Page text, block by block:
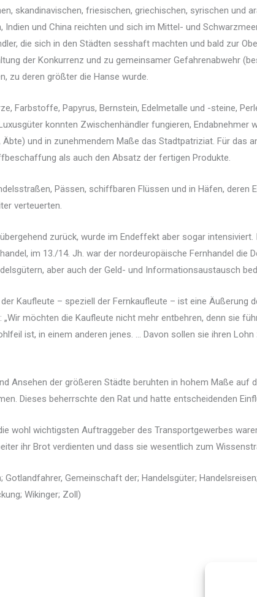
skandinavischen, friesischen, griechischen, syrischen und
Indien und China reichten und sich im Mittel- und
die sich in den Städten sesshaft machten und bald zur
der Konkurrenz und zu gemeinsamer Gefahrenabwehr
zu deren größter die Hanse wurde.
Farbstoffe, Papyrus, Bernstein, Edelmetalle und -steine,
konnten Zwischenhändler fungieren, Endabnehmer
und in zunehmendem Maße das Stadtpatriziat. Für das
als auch den Absatz der fertigen Produkte.
Pässen, schiffbaren Flüssen und in Häfen, deren
verteuerten.
zurück, wurde im Endeffekt aber sogar
im 13./14. Jh. war der nordeuropäische Fernhandel die
aber auch der Geld- und Informationsaustausch
Kaufleute – speziell der Fernkaufleute – ist eine Äußerung
möchten die Kaufleute nicht mehr entbehren, denn sie
ist, in einem anderen jenes. … Davon sollen sie ihren
Ansehen der größeren Städte beruhten in hohem Maße auf
Dieses beherrschte den Rat und hatte entscheidenden
wohl wichtigsten Auftraggeber des Transportgewerbes
ihr Brot verdienten und dass sie wesentlich zum
Gemeinschaft der; Handelsgüter;
Wikinger; Zoll)